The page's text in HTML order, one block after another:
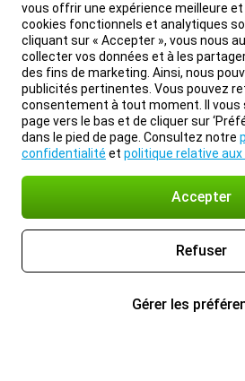
vous offrir une expérience meilleure
cookies fonctionnels et analytiques
cliquant sur « Accepter », vous nous
collecter vos données et à les
des fins de marketing. Ainsi, nous
publicités pertinentes. Vous pouvez
consentement à tout moment. Il
page vers le bas et de cliquer sur
dans le pied de page. Consultez notre
confidentialité et politique relative aux
Accepter
Refuser
Gérer les